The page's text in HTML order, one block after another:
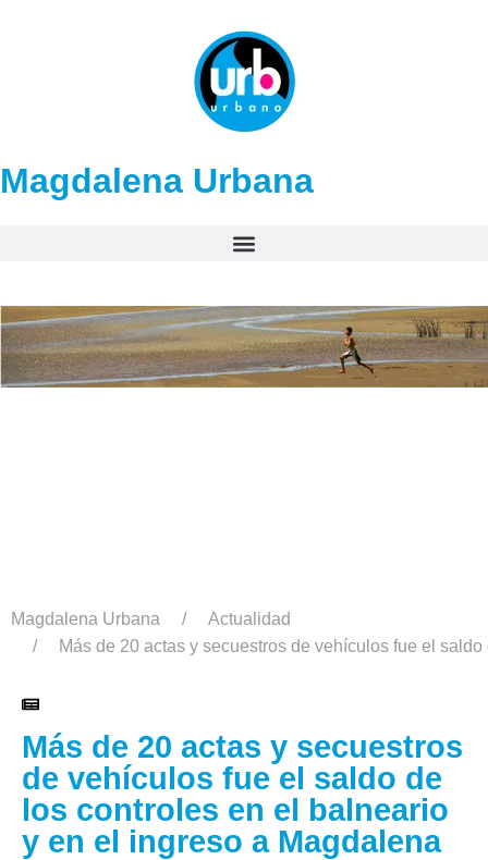
Magdalena Urbana
Magdalena Urbana
Actualidad
Más de 20 actas y secuestros de vehículos fue el
Más de 20 actas y secuestros
de vehículos fue el saldo de
los controles en el balneario
y en el ingreso a Magdalena